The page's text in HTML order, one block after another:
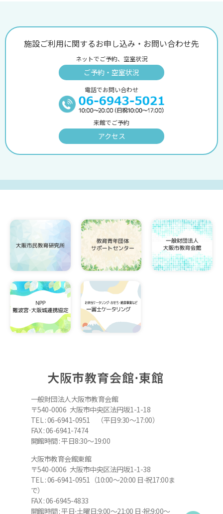
施設ご利用に関するお申し込み・お問い合わせ先
ネットでご予約、空室状況
ご予約・空室状況
電話でお問い合わせ
来館でご予約
アクセス
大阪市教育会館⋅東館
一般財団法人大阪市教育会館
〒540-0006 大阪市中央区法円坂1-1-18
TEL : 06-6941-0951 （平日9:30～17:00）
FAX : 06-6941-7474
開館時間 : 平日8:30～19:00
大阪市教育会館東館
〒540-0006 大阪市中央区法円坂1-1-38
TEL : 06-6941-0951（10:00～20:00 日⋅祝17:00ま
で）
FAX : 06-6945-4833
開館時間 : 平日⋅土曜日:9:00～21:00 日⋅祝:9:00～